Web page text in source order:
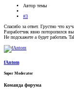
Автор темы
#3
Спасибо за ответ. Грустно что
Разработчик явно поторопился
Не подскажете а будет работать
fAntom
Super Moderator
Команда форума